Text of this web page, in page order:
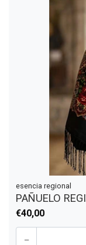
esencia regional
PAÑUELO
€40,00
-